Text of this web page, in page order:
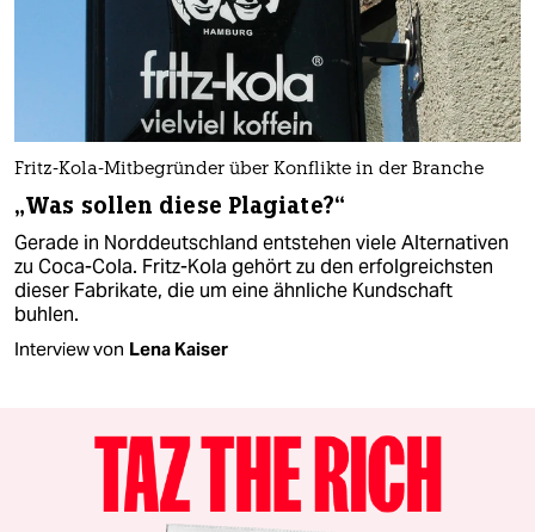
Fritz-Kola-Mitbegründer über Konflikte in der Branche
„Was sollen diese Plagiate?“
Gerade in Norddeutschland entstehen viele Alternativen
zu Coca-Cola. Fritz-Kola gehört zu den erfolgreichsten
dieser Fabrikate, die um eine ähnliche Kundschaft
buhlen.
Interview von Lena Kaiser